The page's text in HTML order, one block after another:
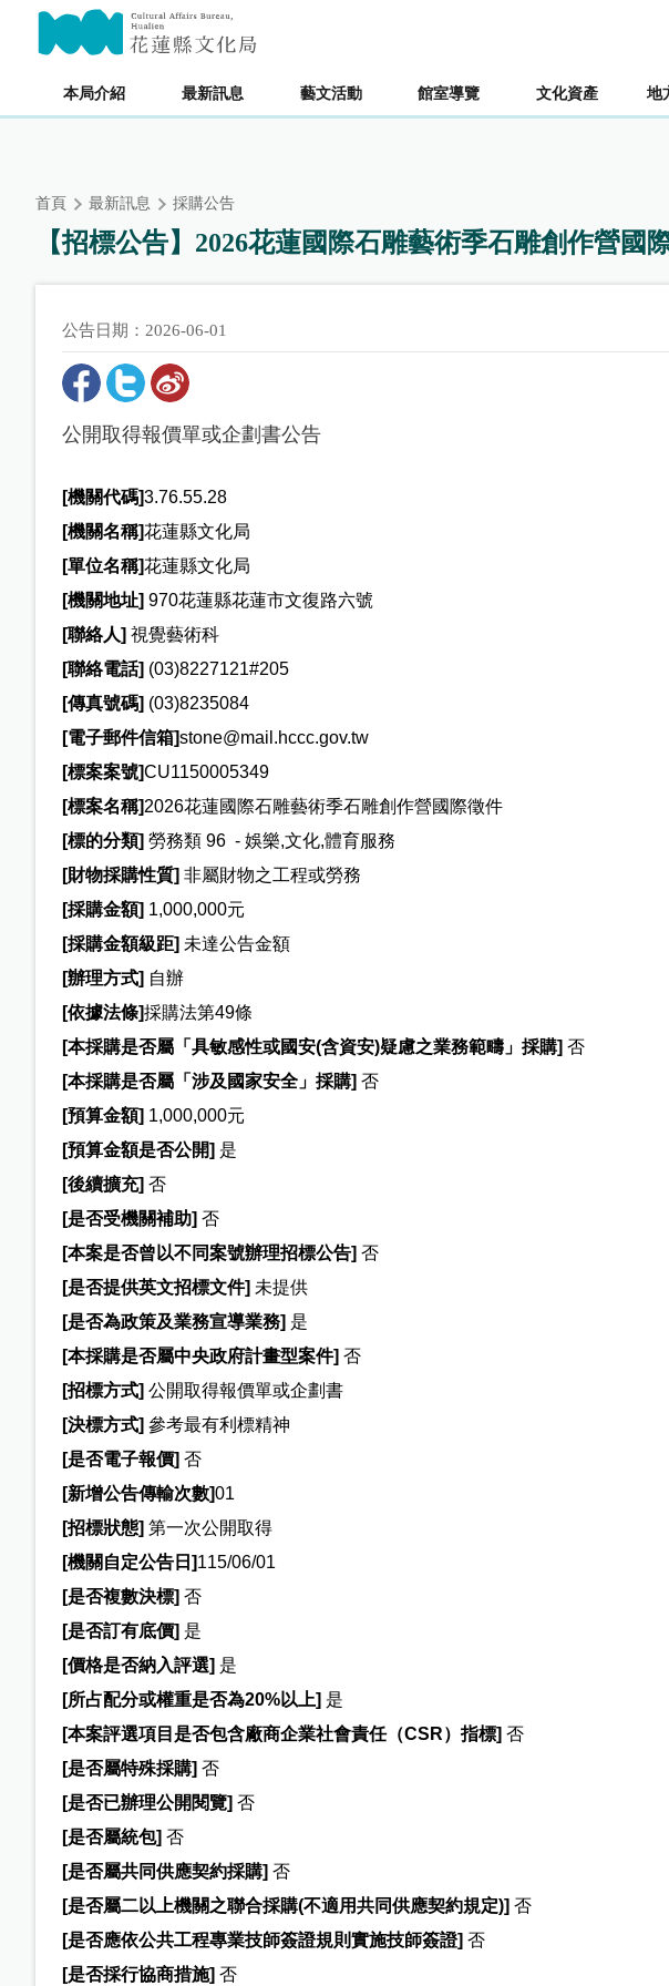
內
本局介紹 最新訊息 藝文活動 館室導覽 文化資產 地
主要內容區塊
首頁 最新訊息 採購公告
【招標公告】2026花蓮國際石雕藝術季石雕創作營國
公告日期：2026-06-01
公開取得報價單或企劃書公告
[機關代碼]3.76.55.28
[機關名稱]花蓮縣文化局
[單位名稱]花蓮縣文化局
[機關地址] 970花蓮縣花蓮市文復路六號
[聯絡人] 視覺藝術科
[聯絡電話] (03)8227121#205
[傳真號碼] (03)8235084
[電子郵件信箱]stone@mail.hccc.gov.tw
[標案案號]CU1150005349
[標案名稱]2026花蓮國際石雕藝術季石雕創作營國際徵件
[標的分類] 勞務類 96 - 娛樂,文化,體育服務
[財物採購性質] 非屬財物之工程或勞務
[採購金額] 1,000,000元
[採購金額級距] 未達公告金額
[辦理方式] 自辦
[依據法條]採購法第49條
[本採購是否屬「具敏感性或國安(含資安)疑慮之業務範疇」採購] 否
[本採購是否屬「涉及國家安全」採購] 否
[預算金額] 1,000,000元
[預算金額是否公開] 是
[後續擴充] 否
[是否受機關補助] 否
[本案是否曾以不同案號辦理招標公告] 否
[是否提供英文招標文件] 未提供
[是否為政策及業務宣導業務] 是
[本採購是否屬中央政府計畫型案件] 否
[招標方式] 公開取得報價單或企劃書
[決標方式] 參考最有利標精神
[是否電子報價] 否
[新增公告傳輸次數]01
[招標狀態] 第一次公開取得
[機關自定公告日]115/06/01
[是否複數決標] 否
[是否訂有底價] 是
[價格是否納入評選] 是
[所占配分或權重是否為20%以上] 是
[本案評選項目是否包含廠商企業社會責任（CSR）指標] 否
[是否屬特殊採購] 否
[是否已辦理公開閱覽] 否
[是否屬統包] 否
[是否屬共同供應契約採購] 否
[是否屬二以上機關之聯合採購(不適用共同供應契約規定)] 否
[是否應依公共工程專業技師簽證規則實施技師簽證] 否
[是否採行協商措施] 否